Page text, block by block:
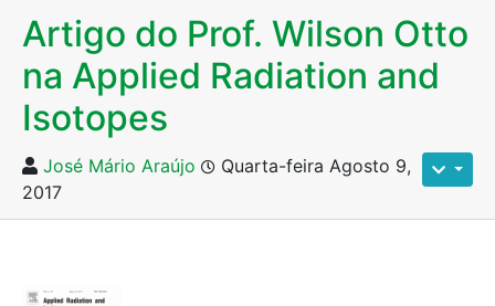
Artigo do Prof. Wilson Otto
na Applied Radiation and
Isotopes
José Mário Araújo
Quarta-feira Agosto 9,
2017